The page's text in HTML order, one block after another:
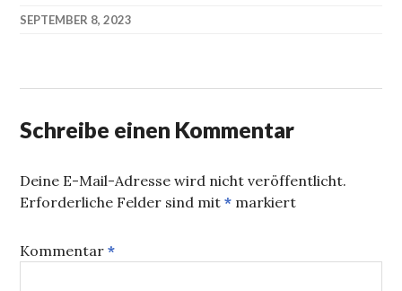
SEPTEMBER 8, 2023
Schreibe einen Kommentar
Deine E-Mail-Adresse wird nicht veröffentlicht.
Erforderliche Felder sind mit* markiert
Kommentar*